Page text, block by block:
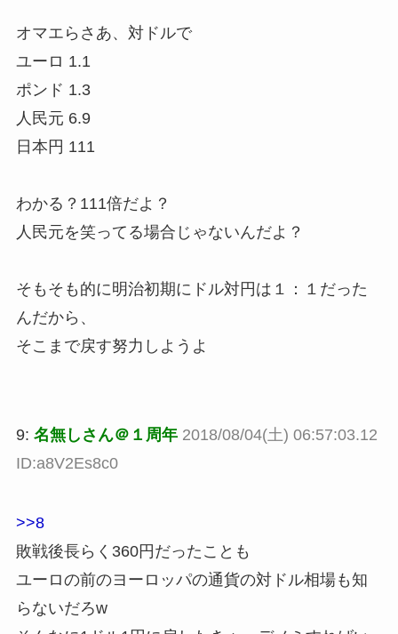
オマエらさあ、対ドルで
ユーロ 1.1
ポンド 1.3
人民元 6.9
日本円 111
わかる？111倍だよ？
人民元を笑ってる場合じゃないんだよ？
そもそも的に明治初期にドル対円は１：１だった
んだから、
そこまで戻す努力しようよ
9: 名無しさん＠１周年 2018/08/04(土) 06:57:03.12
ID:a8V2Es8c0
>>8
敗戦後長らく360円だったことも
ユーロの前のヨーロッパの通貨の対ドル相場も知
らないだろw